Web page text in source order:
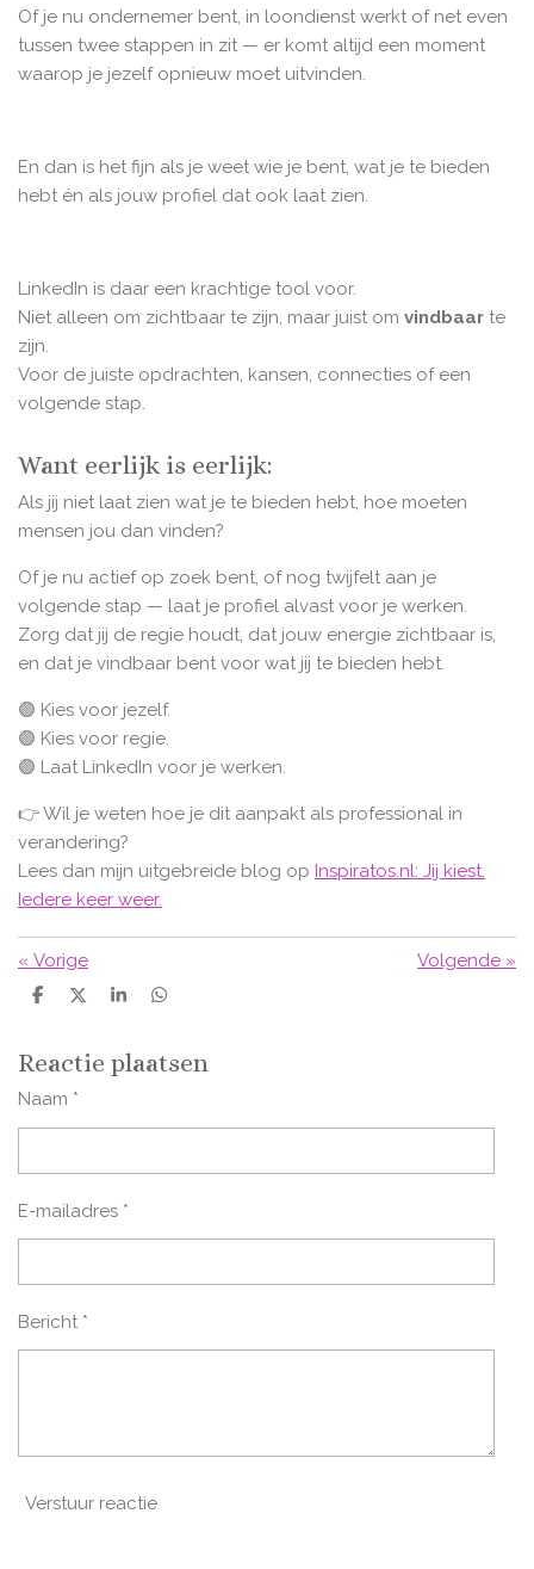
Of je nu ondernemer bent, in loondienst werkt of net even
tussen twee stappen in zit — er komt altijd een moment
waarop je jezelf opnieuw moet uitvinden.
En dan is het fijn als je weet wie je bent, wat je te bieden
hebt én als jouw profiel dat ook laat zien.
LinkedIn is daar een krachtige tool voor.
Niet alleen om zichtbaar te zijn, maar juist om vindbaar te
zijn.
Voor de juiste opdrachten, kansen, connecties of een
volgende stap.
Want eerlijk is eerlijk:
Als jij niet laat zien wat je te bieden hebt, hoe moeten
mensen jou dan vinden?
Of je nu actief op zoek bent, of nog twijfelt aan je
volgende stap — laat je profiel alvast voor je werken.
Zorg dat jij de regie houdt, dat jouw energie zichtbaar is,
en dat je vindbaar bent voor wat jij te bieden hebt.
🟣 Kies voor jezelf.
🟣 Kies voor regie.
🟣 Laat LinkedIn voor je werken.
👉 Wil je weten hoe je dit aanpakt als professional in
verandering?
Lees dan mijn uitgebreide blog op Inspiratos.nl: Jij kiest.
Iedere keer weer.
« Vorige Volgende »
D
e
n
D
l
S
r
e
D
e
n
Reactie plaatsen
Naam *
E-mailadres *
Bericht *
Verstuur reactie